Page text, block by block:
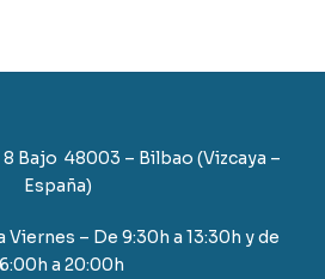
8 Bajo 48003 – Bilbao (Vizcaya –
España)
– De 9:30h a 13:30h y de
a 20:00h